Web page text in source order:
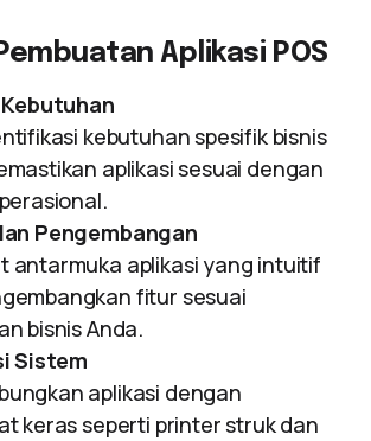
Aplikasi POS
kebutuhan spesifik bisnis
aplikasi sesuai dengan
Pengembangan
antarmuka aplikasi yang intuitif
fitur sesuai
bisnis Anda.
Sistem
aplikasi dengan
keras seperti printer struk dan